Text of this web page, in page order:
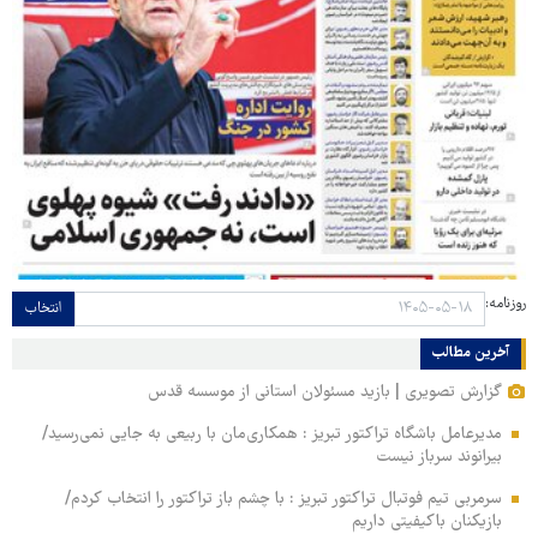
روزنامه: انتخاب
آخرین مطالب
گزارش تصویری | بازید مسئولان استانی از موسسه قدس
مدیرعامل باشگاه تراکتور تبریز : همکاری‌مان با ربیعی به جایی نمی‌رسید/
بیرانوند سرباز نیست
سرمربی تیم فوتبال تراکتور تبریز : با چشم باز تراکتور را انتخاب کردم/
بازیکنان باکیفیتی داریم